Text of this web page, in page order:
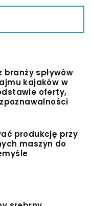
branży spływów
kajaków w
oferty,
produkcję przy
maszyn do